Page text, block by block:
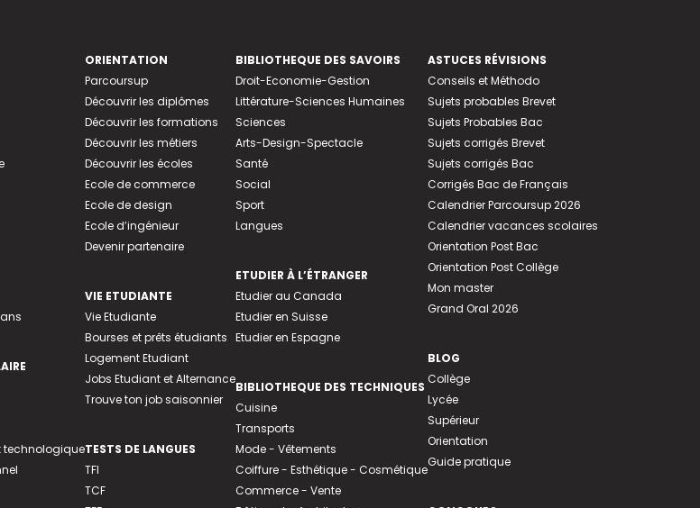
technologique
ORIENTATION
Parcoursup
Découvrir les diplômes
Découvrir les formations
Découvrir les métiers
Découvrir les écoles
Ecole de commerce
Ecole de design
Ecole d’ingénieur
Devenir partenaire
VIE ETUDIANTE
Vie Etudiante
Bourses et prêts étudiants
Logement Etudiant
Jobs Etudiant et Alternance
Trouve ton job saisonnier
TESTS DE LANGUES
TFI
TCF
BIBLIOTHEQUE DES SAVOIRS
Droit-Economie-Gestion
Littérature-Sciences Humaines
Sciences
Arts-Design-Spectacle
Santé
Social
Sport
Langues
ETUDIER À L’ÉTRANGER
Etudier au Canada
Etudier en Suisse
Etudier en Espagne
BIBLIOTHEQUE DES TECHNIQUES
Cuisine
Transports
Mode - Vêtements
Coiffure - Esthétique - Cosmétique
Commerce - Vente
ASTUCES RÉVISIONS
Conseils et Méthodo
Sujets probables Brevet
Sujets Probables Bac
Sujets corrigés Brevet
Sujets corrigés Bac
Corrigés Bac de Français
Calendrier Parcoursup 2026
Calendrier vacances scolaires
Orientation Post Bac
Orientation Post Collège
Mon master
Grand Oral 2026
BLOG
Collège
Lycée
Supérieur
Orientation
Guide pratique